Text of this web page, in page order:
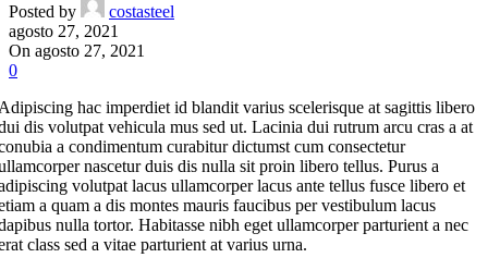
Posted by
costasteel
agosto 27, 2021
On agosto 27, 2021
0
hac imperdiet id blandit varius scelerisque at sagittis libero
dis volutpat vehicula mus sed ut. Lacinia dui rutrum arcu cras a at
a condimentum curabitur dictumst cum consectetur
nascetur duis dis nulla sit proin libero tellus. Purus a
volutpat lacus ullamcorper lacus ante tellus fusce libero et
a quam a dis montes mauris faucibus per vestibulum lacus
nulla tortor. Habitasse nibh eget ullamcorper parturient a nec
class sed a vitae parturient at varius urna.